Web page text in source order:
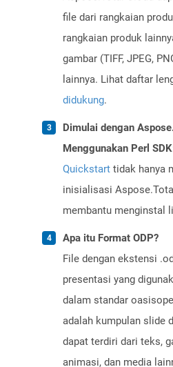
file dari rangkaian
rangkaian produk
gambar (TIFF, JPEG,
lainnya. Lihat daftar
didukung.
Dimulai dengan
Menggunakan Perl
Quickstart tidak hanya
inisialisasi
membantu menginstal
Apa itu Format ODP?
File dengan ekstensi
presentasi yang
dalam standar
adalah kumpulan slide
dapat terdiri dari teks,
animasi, dan media